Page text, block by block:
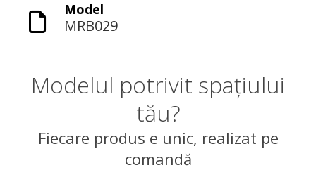
Model
MRB029
Modelul potrivit spațiului
tău?
Fiecare produs e unic, realizat pe
comandă